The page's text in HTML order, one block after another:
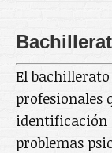
El
profesionales
identificación
problemas